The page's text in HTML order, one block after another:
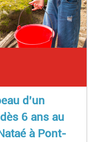
d’un
6 ans au
à Pont-